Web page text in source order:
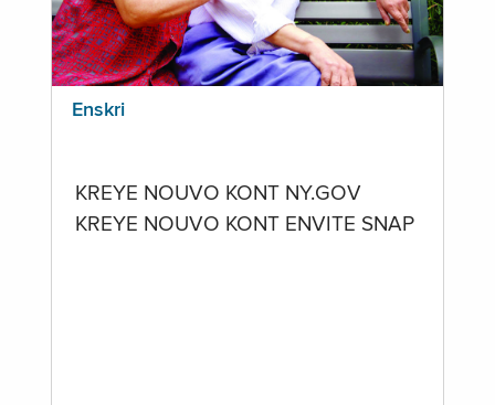
Enskri
KREYE NOUVO KONT NY.GOV
KREYE NOUVO KONT ENVITE SNAP